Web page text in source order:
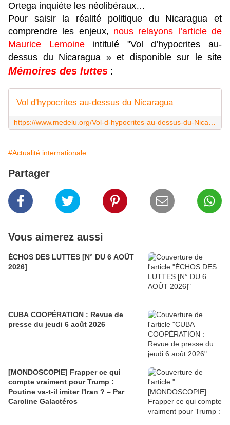
Ortega inquiète les néolibéraux…
Pour saisir la réalité politique du Nicaragua et
comprendre les enjeux, nous relayons l’article de
Maurice Lemoineintitulé "Vol d’hypocrites au-
dessus du Nicaragua » et disponible sur le site
Mémoires des luttes :
Vol d'hypocrites au-dessus du Nicaragua
#Actualité internationale
Partager
Vous aimerez aussi
ÉCHOS DES LUTTES [N° DU 6 AOÛT
2026]
CUBA COOPÉRATION : Revue de
presse du jeudi 6 août 2026
[MONDOSCOPIE] Frapper ce qui
compte vraiment pour Trump :
Poutine va-t-il imiter l'Iran ? – Par
Caroline Galactéros